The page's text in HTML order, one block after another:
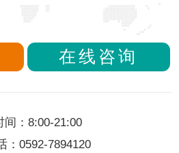
在线咨询
间：8:00-21:00
：0592-7894120